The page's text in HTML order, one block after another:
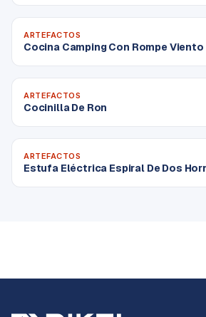
ARTEFACTOS
Cocina Camping Con Rompe Viento
ARTEFACTOS
Cocinilla De Ron
ARTEFACTOS
Estufa Eléctrica Espiral De Dos